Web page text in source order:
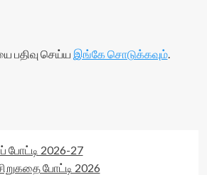
பதிவு செய்ய இங்கே சொடுக்கவும்.
போட்டி 2026-27
போட்டி 2026